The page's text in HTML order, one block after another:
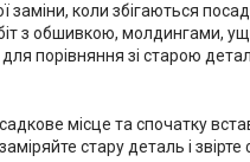
заміни, коли збігаються
з обшивкою, молдингами,
для порівняння зі старою
місце та спочатку
стару деталь і